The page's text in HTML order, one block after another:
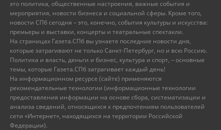
это политика, общественные настроения, важные события и
мероприятия, новости бизнеса и социальной сферы. Кроме того,
новости СПб сегодня – это, конечно, события культуры и искусства:
премьеры и выставки, концерты и театральные спектакли.
На страницах Газета.СПб вы узнаете последние новости дня,
которые затрагивают не только Санкт-Петербург, но и всю Россию.
Политика и власть, деньги и бизнес, культура и спорт, – основные
темы, которые Газета.СПб затрагивает каждый день!
На информационном ресурсе (сайте) применяются
рекомендательные технологии (информационные технологии
предоставления информации на основе сбора, систематизации и
анализа сведений, относящихся к предпочтениям пользователей
сети «Интернет», находящихся на территории Российской
Федерации).